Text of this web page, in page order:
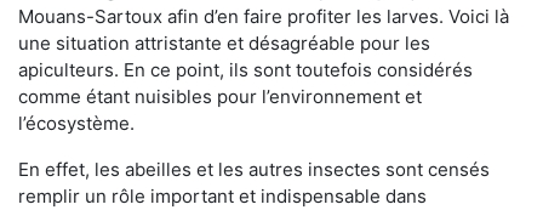
Mouans-Sartoux afin d’en faire profiter les larves. Voici là
une situation attristante et désagréable pour les
apiculteurs. En ce point, ils sont toutefois considérés
comme étant nuisibles pour l’environnement et
l’écosystème.
En effet, les abeilles et les autres insectes sont censés
remplir un rôle important et indispensable dans